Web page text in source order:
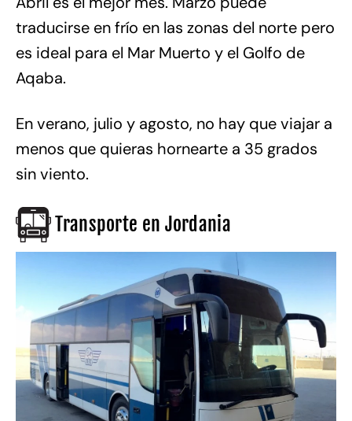
traducirse en frío en las zonas del norte pero
es ideal para el Mar Muerto y el Golfo de
Aqaba.
En verano, julio y agosto, no hay que viajar a
menos que quieras hornearte a 35 grados
sin viento.
Transporte en Jordania